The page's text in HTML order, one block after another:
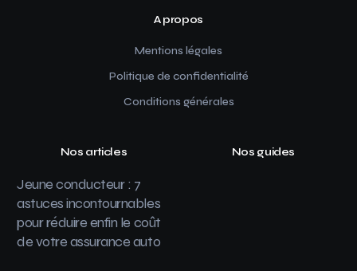
A propos
Mentions légales
Politique de confidentialité
Conditions générales
Nos articles
Jeune conducteur : 7
astuces incontournables
pour réduire enfin le coût
de votre assurance auto
Nos guides